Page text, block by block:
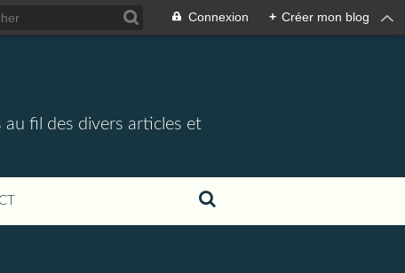
Connexion + Créer mon blog
fil des divers articles et